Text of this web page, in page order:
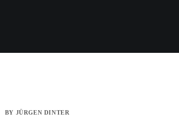
BY JÜRGEN DINTER